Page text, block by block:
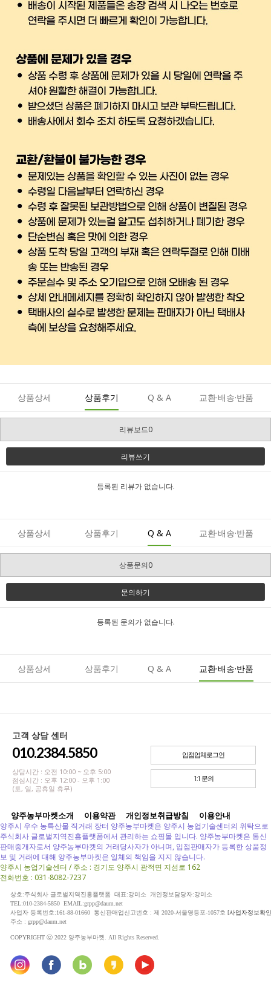
상품상세 상품후기 Q & A 교환·배송·반품
리뷰보드0
리뷰쓰기
등록된 리뷰가 없습니다.
상품상세 상품후기 Q & A 교환·배송·반품
상품문의0
문의하기
등록된 문의가 없습니다.
상품상세 상품후기 Q & A 교환·배송·반품
고객 상담 센터
010.2384.5850
상담시간 : 오전 10:00 ~ 오후 5:00
점심시간 : 오후 12:00 - 오후 1:00
(토, 일, 공휴일 휴무)
입점업체로그인
1:1 문의
양주농부마켓소개 이용약관 개인정보취급방침 이용안내
양주시 우수 농특산물 직거래 장터 양주농부마켓은 양주시 농업기술센터의 위탁으로
주식회사 글로벌지역진흥플랫폼에서 관리하는 쇼핑몰 입니다. 양주농부마켓은 통신
판매중개자로서 양주농부마켓의 거래당사자가 아니며, 입점판매자가 등록한 상품정
보 및 거래에 대해 양주농부마켓은 일체의 책임을 지지 않습니다.
양주시 농업기술센터 / 주소 : 경기도 양주시 광적면 지섬로 162
전화번호 : 031-8082-7237
상호:주식회사 글로벌지역진흥플랫폼 대표:강미소 개인정보담당자:강미소
TEL:010-2384-5850 EMAIL:grpp@daum.net
사업자 등록번호:161-88-01660 통신판매업신고번호 : 제 2020-서울영등포-1057호 [사업자정보확
주소 : grpp@daum.net
COPYRIGHT ⓒ 2022 양주농부마켓. All Rights Reserved.